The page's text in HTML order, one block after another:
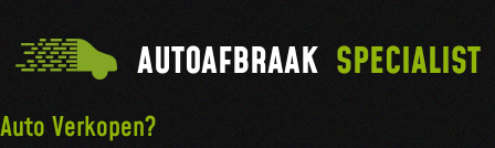
AUTOAFBRAAK SPECIALIST
Auto Verkopen?